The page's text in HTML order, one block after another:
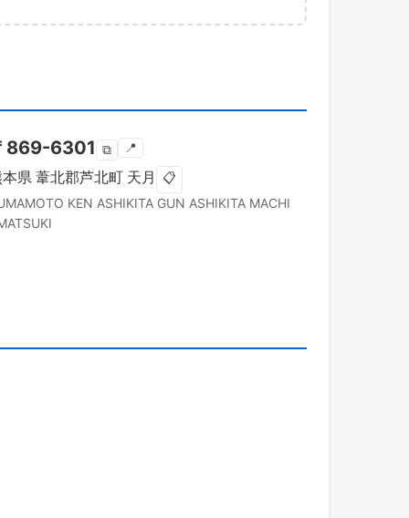
869-6301 ⧉ 📍
本県 葦北郡芦北町 天月 📋
KEN ASHIKITA GUN ASHIKITA MACHI